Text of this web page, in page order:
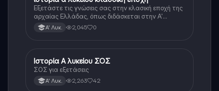
Εξετάστε τις γνώσεις σας στην κλασική εποχή της
αρχαίας Ελλάδας, όπως διδάσκεται στην Α'
Λυκείου.Α' Λυκ. 2,045 0
Ιστορία
Ιστορία Α λυκείου ΣΟΣ
ΣΟΣ για εξετάσεις
Α' Λυκ. 2,263 42